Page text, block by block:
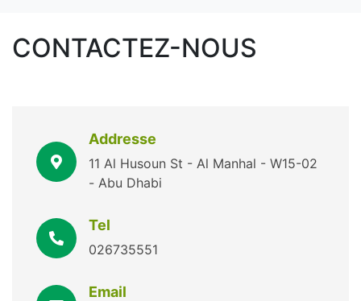
CONTACTEZ-NOUS
Addresse
11 Al Husoun St - Al Manhal - W15-02
- Abu Dhabi
Tel
026735551
Email